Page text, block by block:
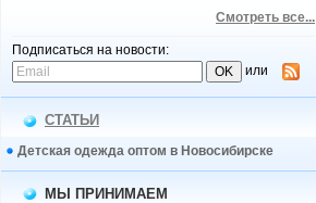
Смотреть все...
Подписаться на новости:
или
СТАТЬИ
Детская одежда оптом в Новосибирске
МЫ ПРИНИМАЕМ